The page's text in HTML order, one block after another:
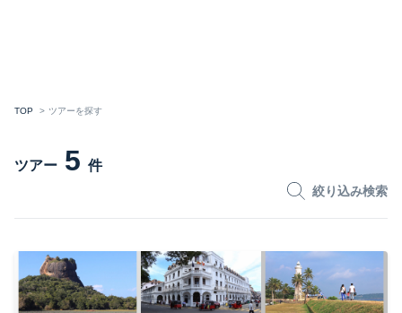
TOP ツアーを探す
ツアー 5 件
絞り込み検索